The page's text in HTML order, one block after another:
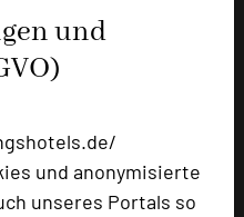
und
und anonymisierte
unseres Portals so